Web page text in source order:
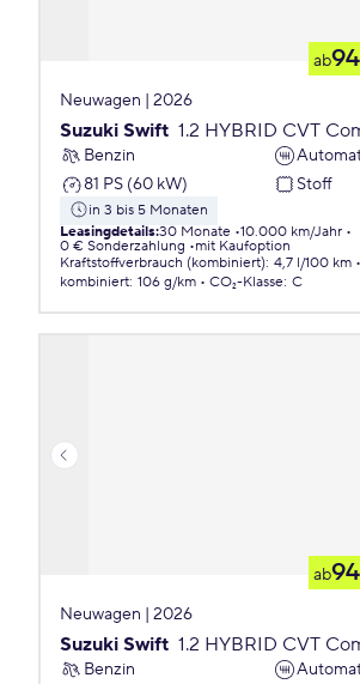
ab
Neuwagen | 2026
Suzuki Swift 1.2 HYBRID CVT
Benzin
81 PS (60 kW)
Stoff
in 3 bis 5 Monaten
Leasingdetails:30 Monate 10.000 km/Jahr
0 € Sonderzahlung
mit Kaufoption
Kraftstoffverbrauch (kombiniert): 4,7 l/100 km
kombiniert: 106 g/km CO₂-Klasse: C
ab
Neuwagen | 2026
Suzuki Swift 1.2 HYBRID CVT
Benzin